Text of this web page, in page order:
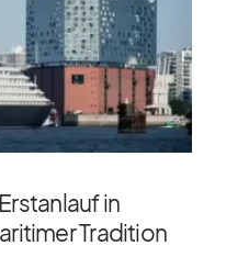
in
Tradition